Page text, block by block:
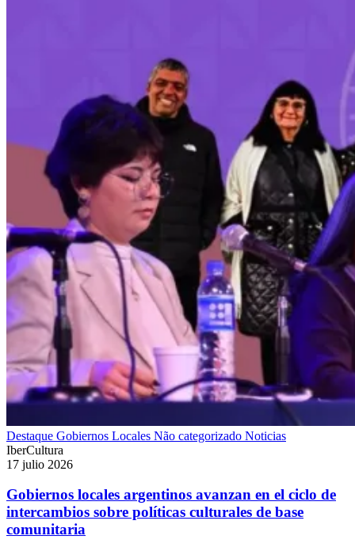
Destaque Gobiernos Locales Não categorizado Noticias
IberCultura
17 julio 2026
Gobiernos locales argentinos avanzan en el ciclo de
intercambios sobre políticas culturales de base
comunitaria